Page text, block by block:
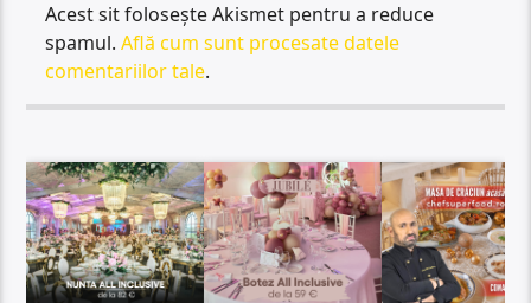
Acest sit folosește Akismet pentru a reduce
spamul.Află cum sunt procesate datele
comentariilor tale.